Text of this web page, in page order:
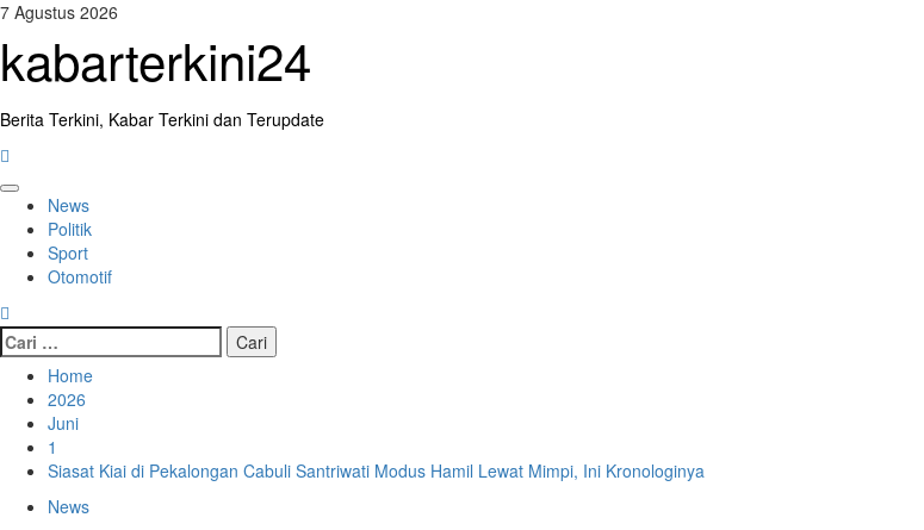
Skip
content
7 Agustus 2026
kabarterkini24
Berita Terkini, Kabar Terkini dan Terupdate
Primary
Menu
News
Politik
Sport
Otomotif
Cari
untuk:
Home
2026
Juni
1
Siasat Kiai di Pekalongan Cabuli Santriwati Modus Hamil Lewat Mimpi, Ini Kronologinya
News